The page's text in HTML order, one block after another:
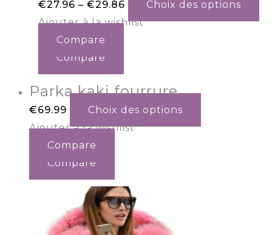
€27.96 – €29.86
Choix des options
Ajouter à la wishlist
Compare
Compare
Parka kaki fourrure
€69.99
Choix des options
Ajouter à la wishlist
Compare
Compare